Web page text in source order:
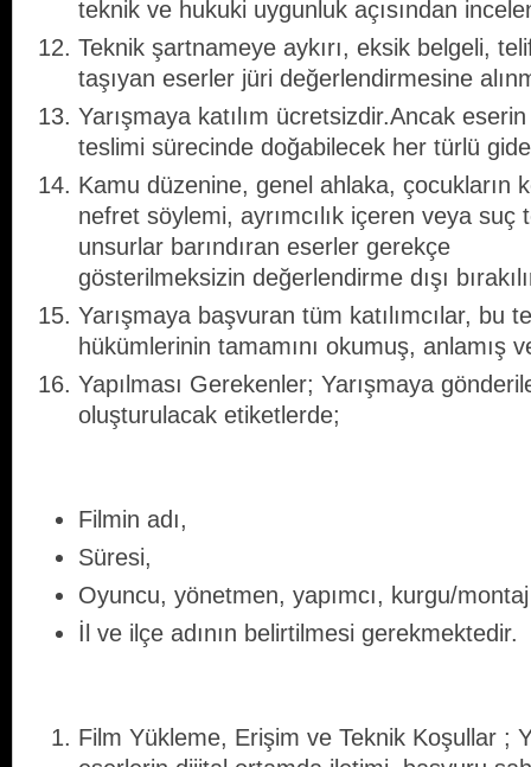
teknik ve hukuki uygunluk açısından
Teknik şartnameye aykırı, eksik belgeli,
taşıyan eserler jüri değerlendirmesine
Yarışmaya katılım ücretsizdir.Ancak
teslimi sürecinde doğabilecek her türlü
Kamu düzenine, genel ahlaka, çocukların
nefret söylemi, ayrımcılık içeren veya suç
unsurlar barındıran eserler gerekçe
gösterilmeksizin değerlendirme dışı
Yarışmaya başvuran tüm katılımcılar, bu
hükümlerinin tamamını okumuş, anlamış
Yapılması Gerekenler; Yarışmaya
oluşturulacak etiketlerde;
Filmin adı,
Süresi,
Oyuncu, yönetmen, yapımcı, kurgu/
İl ve ilçe adının belirtilmesi gerekmektedir.
Film Yükleme, Erişim ve Teknik Koşullar ;